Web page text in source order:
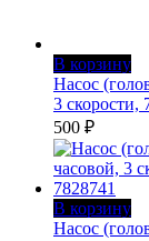
В корзину
Насос
3 скорости,
500 ₽
В корзину
Насос